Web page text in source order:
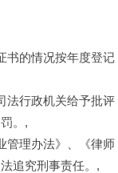
书的情况按年度登记
法行政机关给予批评
。,
管理办法》、《律师
追究刑事责任。,